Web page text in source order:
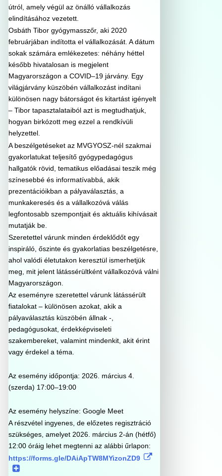
útról, amely végül az önálló vállalkozás
elindításához vezetett.
Osbáth Tibor gyógymasszőr, aki 2020
februárjában indította el vállalkozását. A dátum
sokak számára emlékezetes: néhány héttel
később hivatalosan is megjelent
Magyarországon a COVID–19 járvány. Egy
világjárvány küszöbén vállalkozást indítani
különösen nagy bátorságot és kitartást igényelt
– Tibor tapasztalataiból azt is megtudhatjuk,
hogyan birkózott meg ezzel a rendkívüli
helyzettel.
A beszélgetéseket az MVGYOSZ-nél szakmai
gyakorlatukat teljesítő gyógypedagógus
hallgatók rövid, tematikus előadásai teszik még
színesebbé és informatívabbá, akik
prezentációikban a pályaválasztás, a
munkakeresés és a vállalkozóvá válás
legfontosabb szempontjait és aktuális kihívásait
mutatják be.
Szeretettel várunk minden érdeklődőt egy
inspiráló, őszinte és gyakorlatias beszélgetésre,
ahol valódi életutakon keresztül ismerhetjük
meg, mit jelent látássérültként vállalkozóvá válni
Magyarországon.
Az eseményre szeretettel várunk látássérült
fiatalokat – különösen azokat, akik a
pályaválasztás küszöbén állnak -,
pedagógusokat, érdekképviseleti
szakembereket, valamint mindenkit, akit érint
vagy érdekel a téma.
Az esemény időpontja: 2026. március 4.
(szerda) 17:00–19:00
Az esemény helyszíne: Google Meet
A részvétel ingyenes, de előzetes regisztráció
szükséges, amelyet 2026. március 2-án (hétfő)
12:00 óráig lehet megtenni az alábbi űrlapon:
https://forms.gle/DAiApTW8MYizonZD9